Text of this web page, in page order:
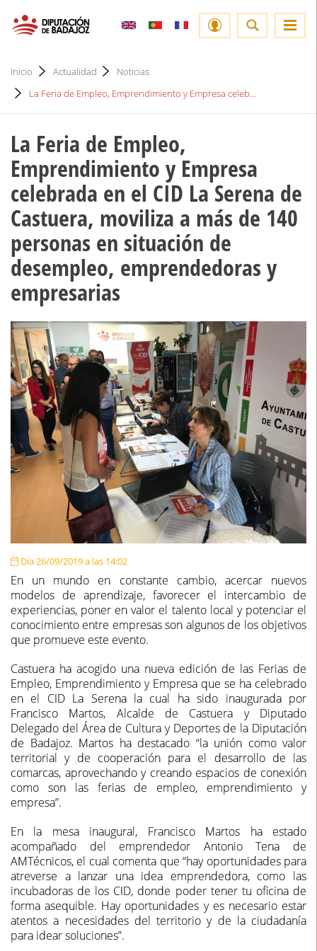
Inicio Actualidad
Noticias
La Feria de Empleo, Emprendimiento y Empresa celeb...
La Feria de Empleo,
Emprendimiento y Empresa
celebrada en el CID La Serena de
Castuera, moviliza a más de 140
personas en situación de
desempleo, emprendedoras y
empresarias
Día 26/09/2019 a las 14:02
En un mundo en constante cambio, acercar nuevos
modelos de aprendizaje, favorecer el intercambio de
experiencias, poner en valor el talento local y potenciar el
conocimiento entre empresas son algunos de los objetivos
que promueve este evento.
Castuera ha acogido una nueva edición de las Ferias de
Empleo, Emprendimiento y Empresa que se ha celebrado
en el CID La Serena la cual ha sido inaugurada por
Francisco Martos, Alcalde de Castuera y Diputado
Delegado del Área de Cultura y Deportes de la Diputación
de Badajoz. Martos ha destacado “la unión como valor
territorial y de cooperación para el desarrollo de las
comarcas, aprovechando y creando espacios de conexión
como son las ferias de empleo, emprendimiento y
empresa”.
En la mesa inaugural, Francisco Martos ha estado
acompañado del emprendedor Antonio Tena de
AMTécnicos, el cual comenta que “hay oportunidades para
atreverse a lanzar una idea emprendedora, como las
incubadoras de los CID, donde poder tener tu oficina de
forma asequible. Hay oportunidades y es necesario estar
atentos a necesidades del territorio y de la ciudadanía
para idear soluciones”.